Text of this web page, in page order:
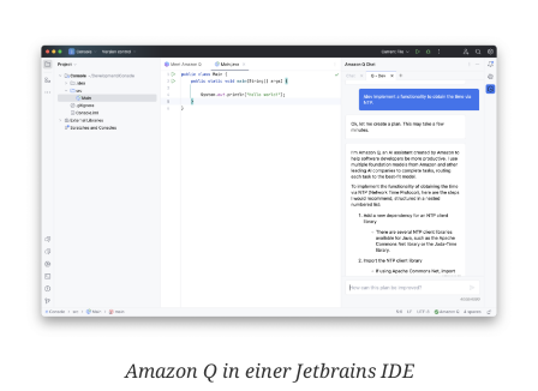
Amazon Q in einer Jetbrains IDE